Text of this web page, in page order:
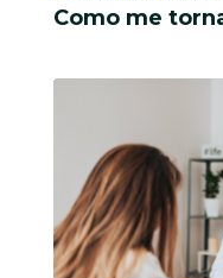
Como me